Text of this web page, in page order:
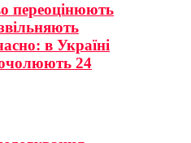
переоцінюють
в Україні
24